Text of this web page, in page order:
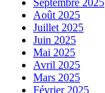
Septembre 2025
Août 2025
Juillet 2025
Juin 2025
Mai 2025
Avril 2025
Mars 2025
Février 2025